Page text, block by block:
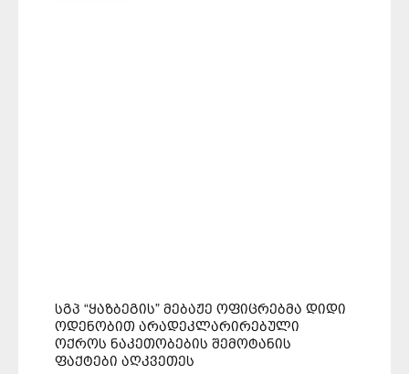
ᲡᲒᲞ “ᲧᲐᲖᲑᲔᲒᲘᲡ” ᲛᲔᲑᲐᲟᲔ ᲝᲤᲘᲪᲠᲔᲑᲛᲐ ᲓᲘᲓᲘ
ᲝᲓᲔᲜᲝᲑᲘᲗ ᲐᲠᲐᲓᲔᲙᲚᲐᲠᲘᲠᲔᲑᲣᲚᲘ
ᲝᲥᲠᲝᲡ ᲜᲐᲙᲔᲗᲝᲑᲔᲑᲘᲡ ᲨᲔᲛᲝᲢᲐᲜᲘᲡ
ᲤᲐᲥᲢᲔᲑᲘ ᲐᲦᲙᲕᲔᲗᲔᲡ